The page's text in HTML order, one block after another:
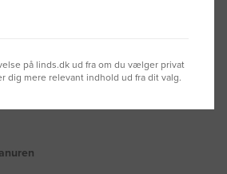
på linds.dk ud fra om du vælger privat
dig mere relevant indhold ud fra dit valg.